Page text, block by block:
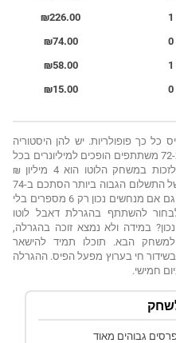
₪226.00
₪74.00
₪58.00
₪15.00
כך פופולריות. יש להן היסטוריה
ארוכה של זכיות גבוהות מאוד. למעלה מ-72 משתתפים הופכים למיליונרים בכל
שנה. הפרס הראשון המינימלי בו ניתן לזכות במשחק הלוטו הוא 4 מיליון ₪
(ובדאבל לוטו 8 מיליון ₪). השווי הכספי של התשלום הגבוה ביותר הסתכם ב-74
מיליון ₪. בטופס "לוטו שיטתי" ניתן לזכות גם אם מנחשים נכון רק 6 מספרים בלי
להשתתף בהגרלת דאבל לוטו
במידה ולא נמצא זוכה בהגרלה,
למשחק הבא. תוכלו תמיד להישאר
חי בערוץ מפעל הפיס. ההגרלה
חמישי.
גבוהים מאוד